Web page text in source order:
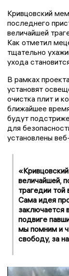
Кривцовский
последнего
величайшей
Как отметил
тщательно
ухода
В рамках
установят
очистка плит и
ближайшее
будут
для
установлены
величайшей,
трагедии
Сама идея
заключается
подвиге
мы помним и
свободу, за